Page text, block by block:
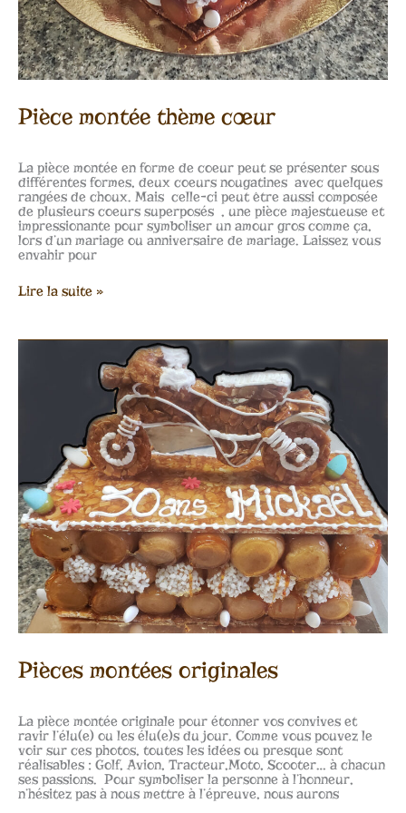
Pièce montée thème cœur
La pièce montée en forme de coeur peut se présenter sous
différentes formes, deux coeurs nougatines avec quelques
rangées de choux. Mais celle-ci peut être aussi composée
de plusieurs coeurs superposés , une pièce majestueuse et
impressionante pour symboliser un amour gros comme ça,
lors d’un mariage ou anniversaire de mariage. Laissez vous
envahir pour
Lire la suite »
Pièces montées originales
La pièce montée originale pour étonner vos convives et
ravir l’élu(e) ou les élu(e)s du jour. Comme vous pouvez le
voir sur ces photos, toutes les idées ou presque sont
réalisables : Golf, Avion, Tracteur,Moto, Scooter… à chacun
ses passions. Pour symboliser la personne à l’honneur,
n’hésitez pas à nous mettre à l’épreuve, nous aurons